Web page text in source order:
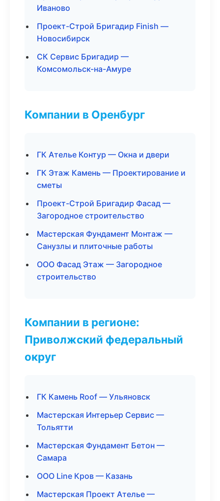
Иваново
Проект-Строй Бригадир Finish —
Новосибирск
СК Сервис Бригадир —
Комсомольск-на-Амуре
Компании в Оренбург
ГК Ателье Контур — Окна и двери
ГК Этаж Камень — Проектирование и
сметы
Проект-Строй Бригадир Фасад —
Загородное строительство
Мастерская Фундамент Монтаж —
Санузлы и плиточные работы
ООО Фасад Этаж — Загородное
строительство
Компании в регионе:
Приволжский федеральный
округ
ГК Камень Roof — Ульяновск
Мастерская Интерьер Сервис —
Тольятти
Мастерская Фундамент Бетон —
Самара
ООО Line Кров — Казань
Мастерская Проект Ателье —